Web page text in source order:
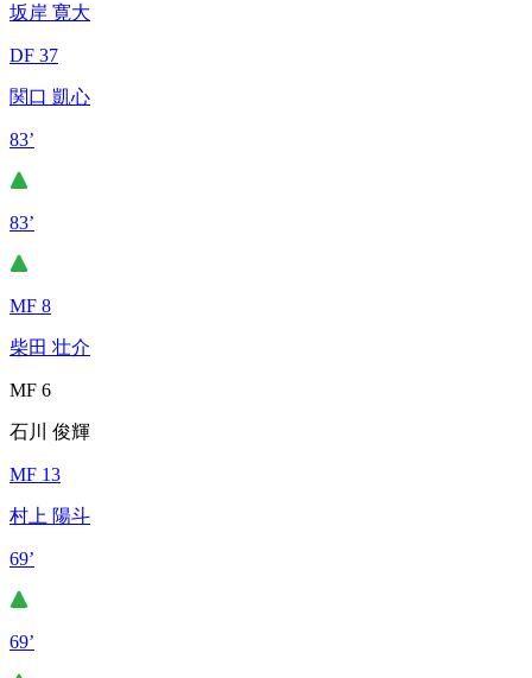
坂岸 寛大
DF 37
関口 凱心
83’
83’
MF 8
柴田 壮介
MF 6
石川 俊輝
MF 13
村上 陽斗
69’
69’